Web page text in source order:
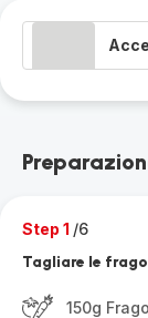
Step 1 /6
Tagliare le
150g